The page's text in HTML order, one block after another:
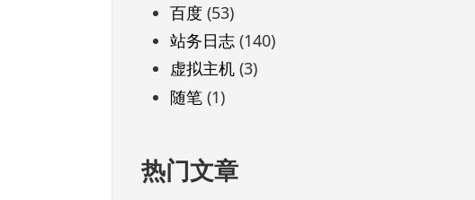
百度 (53)
站务日志(140)
虚拟主机(3)
随笔(1)
热门文章